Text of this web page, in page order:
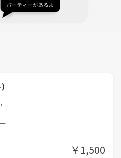
はご遠慮下さい】
する人
いう間に過ぎました！
￥1,500